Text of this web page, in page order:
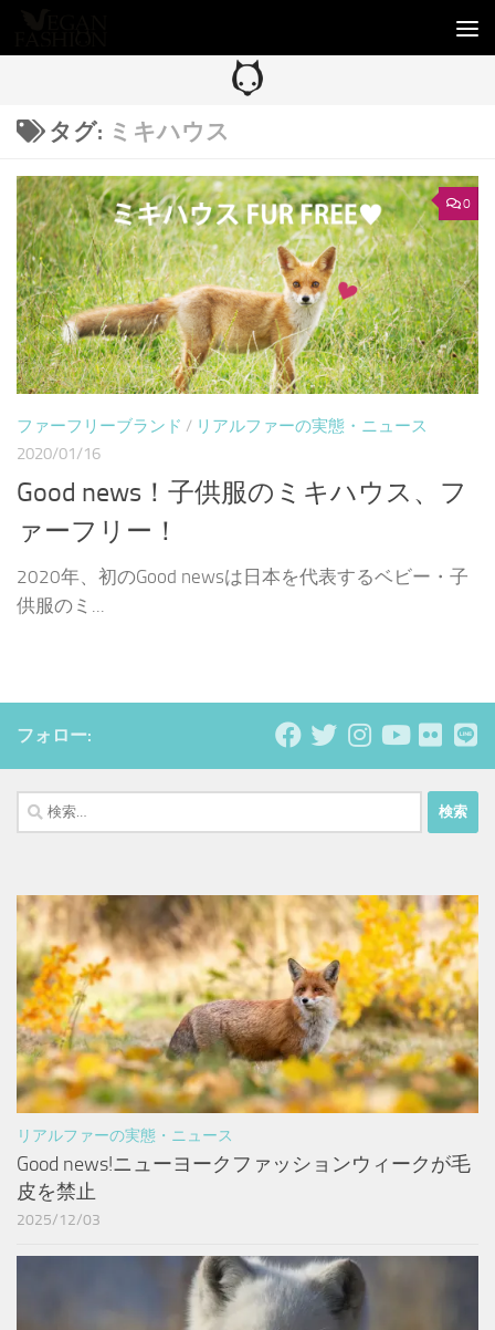
タグ: ミキハウス
0
ファーフリーブランド / リアルファーの実態・ニュース
2020/01/16
Good news！子供服のミキハウス、フ
ァーフリー！
2020年、初のGood newsは日本を代表するベビー・子
供服のミ...
フォロー:
検
索:
リアルファーの実態・ニュース
Good news!ニューヨークファッションウィークが毛
皮を禁止
2025/12/03